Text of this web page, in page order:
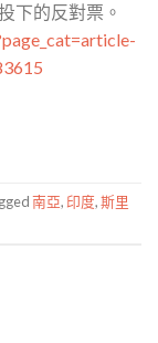
下的反對票。
南亞, 印度,斯里